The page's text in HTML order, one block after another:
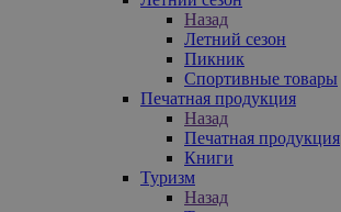
Назад
Летний сезон
Пикник
Спортивные товары
Печатная продукция
Назад
Печатная продукция
Книги
Туризм
Назад